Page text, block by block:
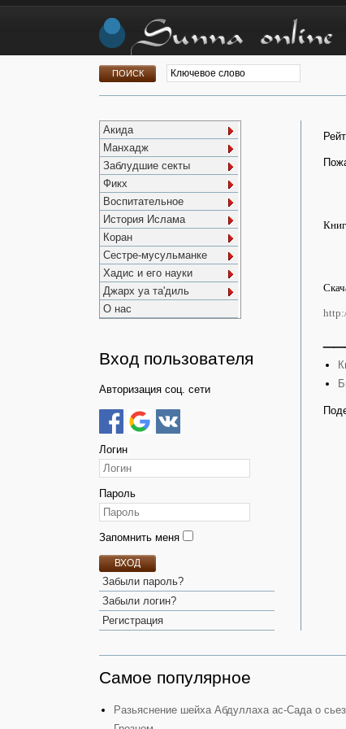
Акида
Манхадж
Заблудшие секты
Фикх
Воспитательное
История Ислама
Коран
Сестре-мусульманке
Хадис и его науки
Джарх уа та'диль
О нас
Вход пользователя
Авторизация соц. сети
Логин
Пароль
Запомнить меня
ВХОД
Забыли пароль?
Забыли логин?
Регистрация
Самое популярное
Разьяснение шейха Абдуллаха ас-Сада о